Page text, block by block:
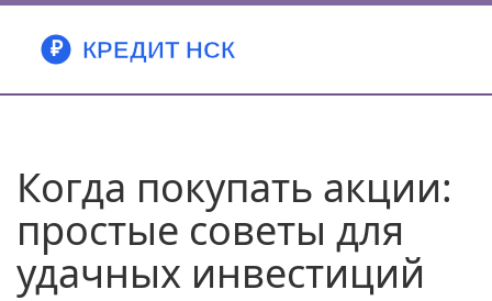
Когда покупать акции:
простые советы для
удачных инвестиций